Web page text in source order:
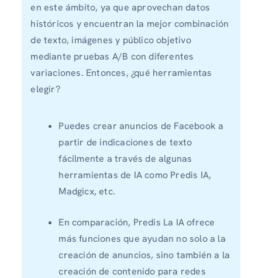
en este ámbito, ya que aprovechan datos
históricos y encuentran la mejor combinación
de texto, imágenes y público objetivo
mediante pruebas A/B con diferentes
variaciones. Entonces, ¿qué herramientas
elegir?
Puedes crear anuncios de Facebook a
partir de indicaciones de texto
fácilmente a través de algunas
herramientas de IA como Predis IA,
Madgicx, etc.
En comparación, Predis La IA ofrece
más funciones que ayudan no solo a la
creación de anuncios, sino también a la
creación de contenido para redes